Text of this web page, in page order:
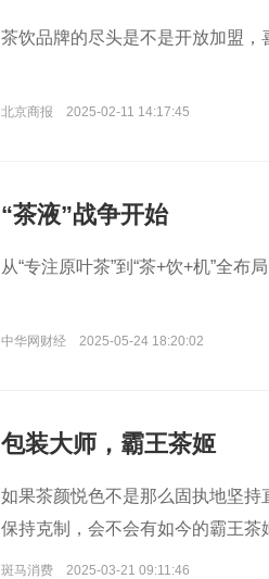
茶饮品牌的尽头是不是开放加盟，
北京商报 2025-02-11 14:17:45
“茶液”战争开始
从“专注原叶茶”到“茶+饮+机”全布
中华网财经 2025-05-24 18:20:02
包装大师，霸王茶姬
如果茶颜悦色不是那么固执地坚
保持克制，会不会有如今的霸王茶
斑马消费 2025-03-21 09:11:46